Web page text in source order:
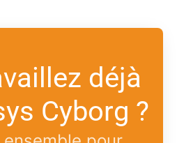
déjà
Cyborg ?